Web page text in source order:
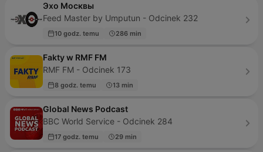
Эхо Москвы
Feed Master by Umputun - Odcinek 232
10 godz. temu 286 min
Fakty w RMF FM
RMF FM - Odcinek 173
8 godz. temu 13 min
Global News Podcast
BBC World Service - Odcinek 284
17 godz. temu 29 min